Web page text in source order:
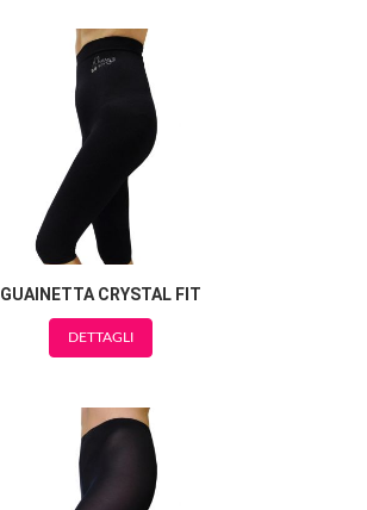
GUAINETTA CRYSTAL FIT
DETTAGLI